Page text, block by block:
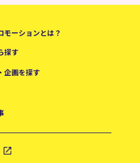
モーションとは？
探す
企画を探す